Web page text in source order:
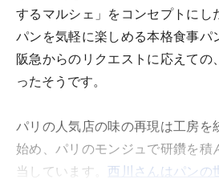
するマルシェ」をコンセプトにし
パンを気軽に楽しめる本格食事パ
阪急からのリクエストに応えての
ったそうです。
パリの人気店の味の再現は工房を
始め、パリのモンジュで研鑽を積
当しています。西川さんはパンの